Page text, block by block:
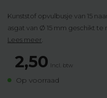
Kunststof opvulbusje van 15
asgat van Ø 15 mm geschikt
Lees meer
2,50 Incl. btw
Op voorraad